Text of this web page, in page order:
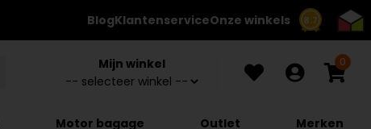
8.7
BlogKlantenserviceOnze winkels
Mijn winkel 0
Motor bagage Outlet Merken